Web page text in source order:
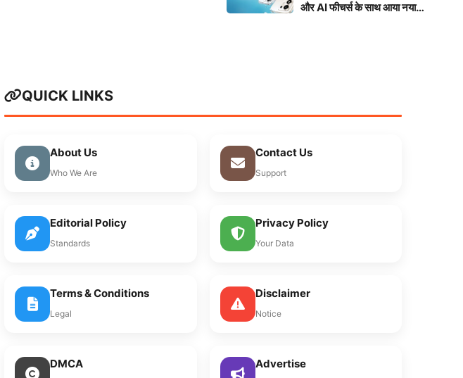
और AI फीचर्स के साथ आया नया
QUICK LINKS
About Us
Who We Are
Contact Us
Support
Editorial Policy
Standards
Privacy Policy
Your Data
Terms & Conditions
Legal
Disclaimer
Notice
DMCA Advertise